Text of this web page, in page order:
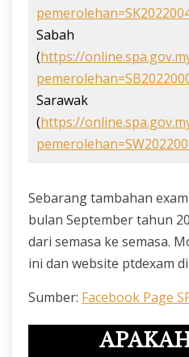
Sabah
(https://
Sarawak
(https://
Sebarang tambahan
bulan September tahun
dari semasa ke semasa.
ini dan website ptdexam
Sumber: Facebook Page